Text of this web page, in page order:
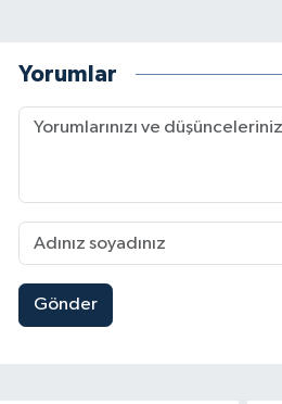
Yorumlar
Gönder